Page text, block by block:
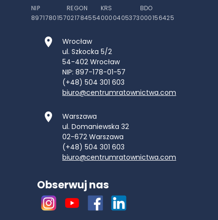
NIP
8971780157
REGON
021784554
KRS
0000405373
BDO
000156425
Wrocław
ul. Szkocka 5/2
54-402 Wrocław
NIP: 897-178-01-57
(+48) 504 301 603
biuro@centrumratownictwa.com
Warszawa
ul. Domaniewska 32
02-672 Warszawa
(+48) 504 301 603
biuro@centrumratownictwa.com
Obserwuj nas